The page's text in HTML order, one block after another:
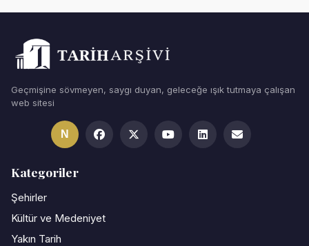
Geçmişine sövmeyen, saygı duyan, geleceğe ışık tutmaya çalışan
web sitesi
N
Kategoriler
Şehirler
Kültür ve Medeniyet
Yakın Tarih